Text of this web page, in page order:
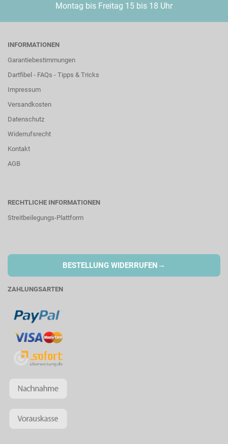
Montag bis Freitag 15 bis 18 Uhr
INFORMATIONEN
Garantiebestimmungen
Dartfibel - FAQs - Tipps & Tricks
Impressum
Versandkosten
Datenschutz
Widerrufsrecht
Kontakt
AGB
RECHTLICHE INFORMATIONEN
Streitbeilegungs-Plattform
BESTELLUNG WIDERRUFEN →
ZAHLUNGSARTEN